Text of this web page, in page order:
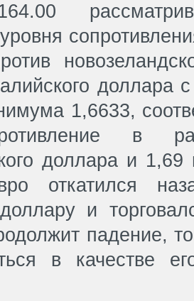
1,6633,
в
доллара и 1,69
откатился
и
падение,
в качестве